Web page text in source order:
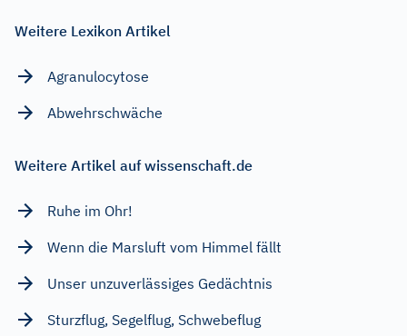
Weitere Lexikon Artikel
Agranulocytose
Abwehrschwäche
Weitere Artikel auf wissenschaft.de
Ruhe im Ohr!
Wenn die Marsluft vom Himmel fällt
Unser unzuverlässiges Gedächtnis
Sturzflug, Segelflug, Schwebeflug